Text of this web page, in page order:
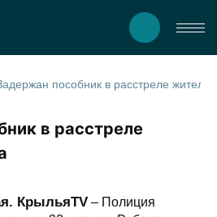
в расстреле
КрыльяTV – Полиция